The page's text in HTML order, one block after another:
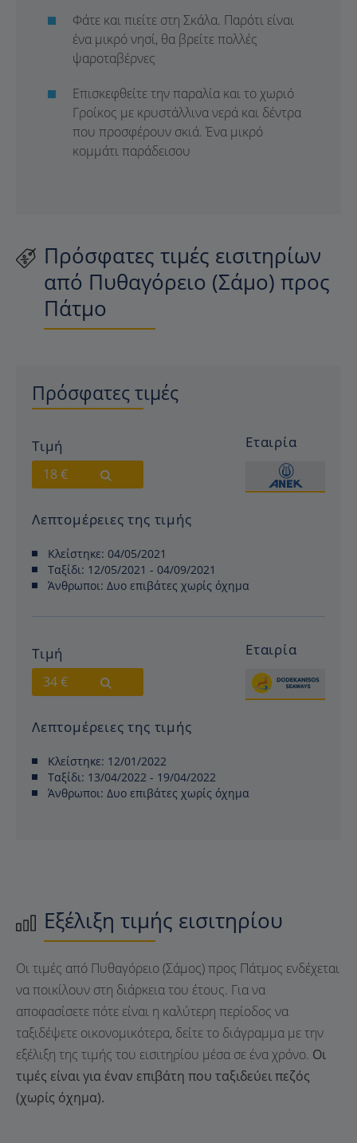
Φάτε και πιείτε στη Σκάλα. Παρότι είναι
ένα μικρό νησί, θα βρείτε πολλές
ψαροταβέρνες
Επισκεφθείτε την παραλία και το χωριό
Γροίκος με κρυστάλλινα νερά και δέντρα
που προσφέρουν σκιά. Ένα μικρό
κομμάτι παράδεισου
Πρόσφατες τιμές εισιτηρίων
από Πυθαγόρειο (Σάμο) προς
Πάτμο
Πρόσφατες τιμές
Τιμή
18 €
Εταιρία
Λεπτομέρειες της τιμής
Κλείστηκε: 04/05/2021
Ταξίδι: 12/05/2021 - 04/09/2021
Άνθρωποι: Δυο επιβάτες χωρίς όχημα
Τιμή
34 €
Εταιρία
Λεπτομέρειες της τιμής
Κλείστηκε: 12/01/2022
Ταξίδι: 13/04/2022 - 19/04/2022
Άνθρωποι: Δυο επιβάτες χωρίς όχημα
Εξέλιξη τιμής εισιτηρίου
Οι τιμές από Πυθαγόρειο (Σάμος) προς Πάτμος ενδέχεται
να ποικίλουν στη διάρκεια του έτους. Για να
αποφασίσετε πότε είναι η καλύτερη περίοδος να
ταξιδέψετε οικονομικότερα, δείτε το διάγραμμα με την
εξέλιξη της τιμής του εισιτηρίου μέσα σε ένα χρόνο. Οι
τιμές είναι για έναν επιβάτη που ταξιδεύει πεζός
(χωρίς όχημα).